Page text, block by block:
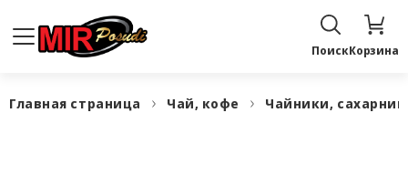
ПоискКорзина
Главная страница Чай, кофе Чайники,